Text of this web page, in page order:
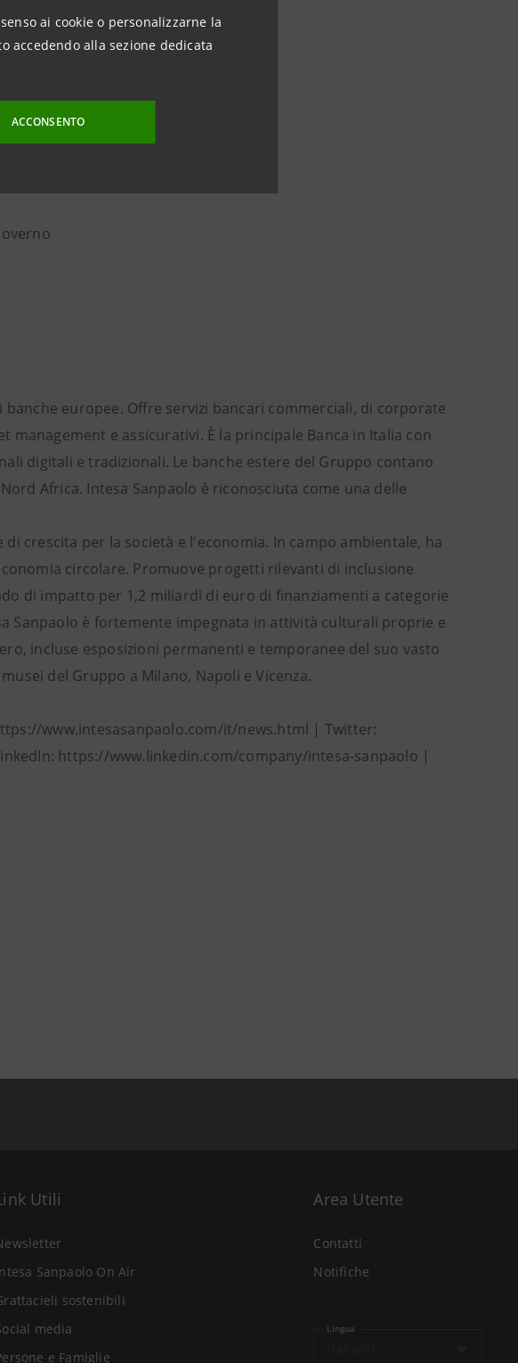
ai cookie o personalizzarne la
accedendo alla sezione dedicata
ACCONSENTO
europee. Offre servizi bancari commerciali, di corporate
e assicurativi. È la principale Banca in Italia con
digitali e tradizionali. Le banche estere del Gruppo contano
Africa. Intesa Sanpaolo è riconosciuta come una delle
crescita per la società e l'economia. In campo ambientale, ha
circolare. Promuove progetti rilevanti di inclusione
di impatto per 1,2 miliardi di euro di finanziamenti a categorie
Sanpaolo è fortemente impegnata in attività culturali proprie e
incluse esposizioni permanenti e temporanee del suo vasto
del Gruppo a Milano, Napoli e Vicenza.
www.intesasanpaolo.com/it/news.html | Twitter:
https://www.linkedin.com/company/intesa-sanpaolo |
Utili
Sanpaolo On Air
sostenibili
media
e Famiglie
Area Utente
Contatti
Notifiche
Lingua